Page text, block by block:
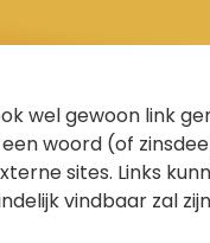
wel gewoon link
woord (of
sites. Links
vindbaar zal